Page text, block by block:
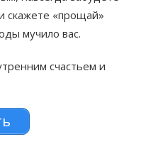
скажете «прощай»
мучило вас.
счастьем и